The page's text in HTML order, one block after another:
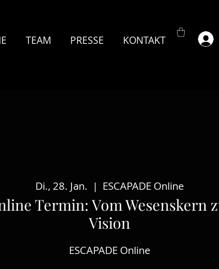
TEAM PRESSE KONTAKT
Di., 28. Jan.
  |
ESCAPADE Online
Termin: Vom Wesenskern
Vision
ESCAPADE Online